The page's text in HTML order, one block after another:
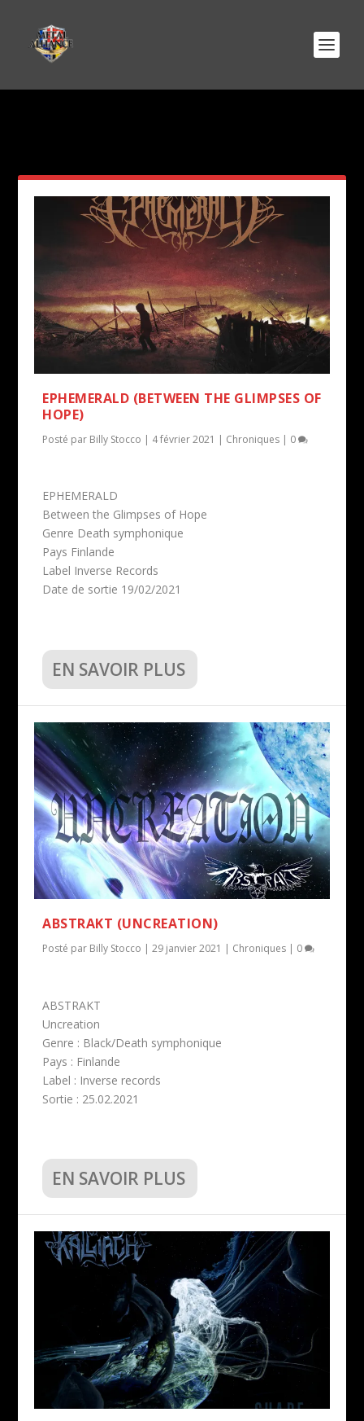
EPHEMERALD (BETWEEN THE GLIMPSES OF
HOPE)
Posté par Billy Stocco | 4 février 2021 | Chroniques | 0
EPHEMERALD
Between the Glimpses of Hope
Genre Death symphonique
Pays Finlande
Label Inverse Records
Date de sortie 19/02/2021
EN SAVOIR PLUS
ABSTRAKT (UNCREATION)
Posté par Billy Stocco |29 janvier 2021 | Chroniques | 0
ABSTRAKT
Uncreation
Genre : Black/Death symphonique
Pays : Finlande
Label : Inverse records
Sortie : 25.02.2021
EN SAVOIR PLUS